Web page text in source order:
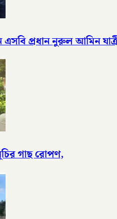
প্রধান নুরুল আমিন যাত্রী
গাছ রোপণ,